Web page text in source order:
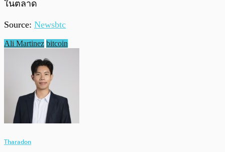
ในตลาด
Source: Newsbtc
Ali Martinez bitcoin
Tharadon